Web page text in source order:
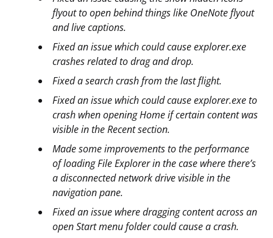
flyout to open behind things like OneNote flyout
and live captions.
Fixed an issue which could cause explorer.exe
crashes related to drag and drop.
Fixed a search crash from the last flight.
Fixed an issue which could cause explorer.exe to
crash when opening Home if certain content was
visible in the Recent section.
Made some improvements to the performance
of loading File Explorer in the case where there’s
a disconnected network drive visible in the
navigation pane.
Fixed an issue where dragging content across an
open Start menu folder could cause a crash.